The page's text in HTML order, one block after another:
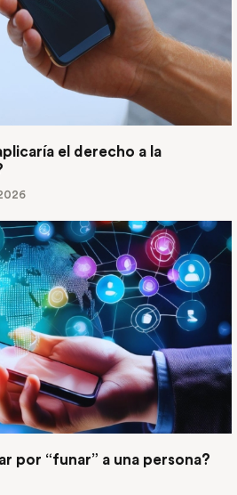
el derecho a la
por “funar” a una persona?